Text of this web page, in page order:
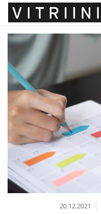
20.12.2021